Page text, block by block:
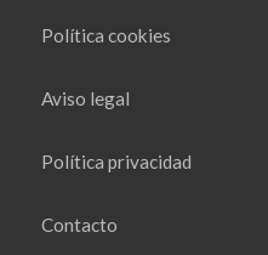
Política cookies
Aviso legal
Política privacidad
Contacto